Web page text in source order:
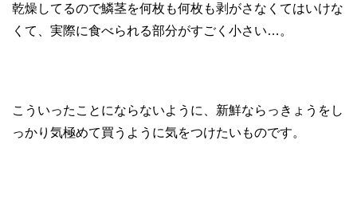
乾燥してるので鱗茎を何枚も何枚も剥がさなくてはいけな
くて、実際に食べられる部分がすごく小さい…。
こういったことにならないように、新鮮ならっきょうをし
っかり気極めて買うように気をつけたいものです。